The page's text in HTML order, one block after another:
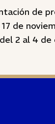
de
de
2 al 4 de